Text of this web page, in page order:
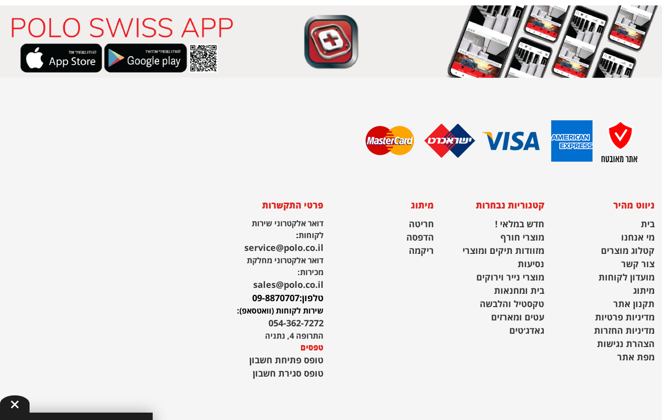
ניווט מהיר
בית
מי אנחנו
קטלוג מוצרים
צור קשר
מועדון לקוחות
מיתוג
תקנון אתר
מדיניות פרטיות
מדיניות החזרות
הצהרת נגישות
מפת אתר
קטגוריות נבחרות
חדש במלאי !
מוצרי חורף
מזוודות תיקים ומוצרי
נסיעות
מוצרי נייר וירוקים
בית ומחנאות
טקסטיל והלבשה
עטים ומארזים
גאדג׳טים
מיתוג
חריטה
הדפסה
ריקמה
פרטי התקשרות
דואר אלקטרוני שירות
לקוחות:
service@polo.co.il
דואר אלקטרוני מחלקת
מכירות:
sales@polo.co.il
טלפון:09-8870707
שירות לקוחות (וואטסאפ):
054-362-7272
התרופה 4, נתניה
טפסים
טופס פתיחת חשבון
טופס סגירת חשבון